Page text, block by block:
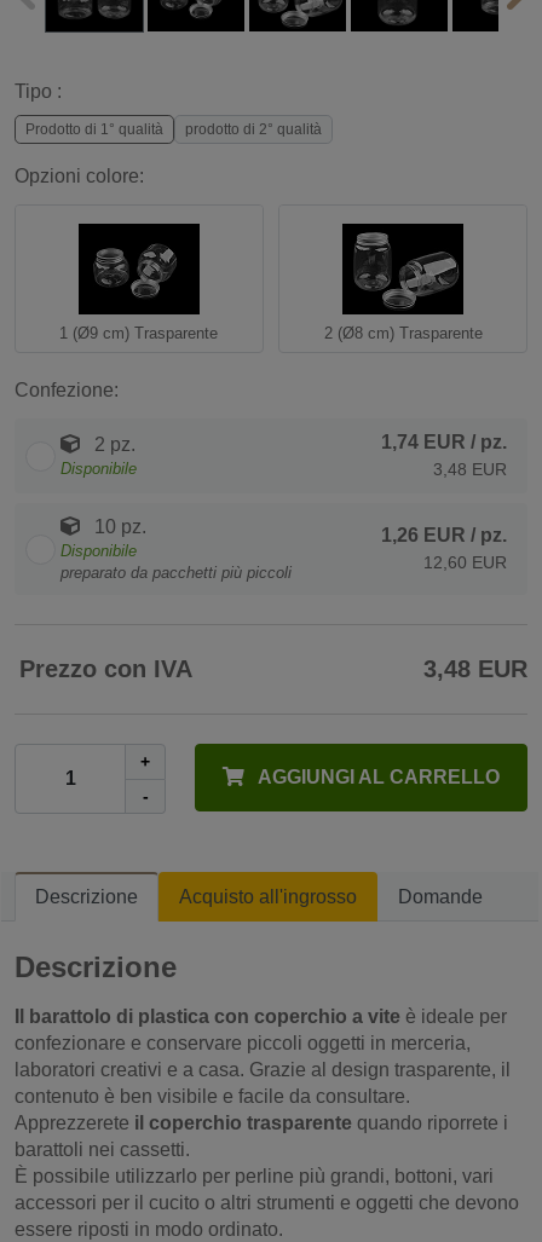
Tipo :
Prodotto di 1° qualità prodotto di 2° qualità
Opzioni colore:
1 (Ø9 cm) Trasparente 2 (Ø8 cm) Trasparente
Confezione:
2 pz.
Disponibile
1,74 EUR / pz.
3,48 EUR
10 pz.
Disponibile
preparato da pacchetti più piccoli
1,26 EUR / pz.
12,60 EUR
Prezzo con IVA 3,48 EUR
+
-
AGGIUNGI AL CARRELLO
Descrizione Acquisto all'ingrosso Domande
Descrizione
Il barattolo di plastica con coperchio a vite è ideale per
confezionare e conservare piccoli oggetti in merceria,
laboratori creativi e a casa. Grazie al design trasparente, il
contenuto è ben visibile e facile da consultare.
Apprezzerete il coperchio trasparente quando riporrete i
barattoli nei cassetti.
È possibile utilizzarlo per perline più grandi, bottoni, vari
accessori per il cucito o altri strumenti e oggetti che devono
essere riposti in modo ordinato.